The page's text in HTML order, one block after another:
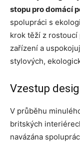
stopu pro domácí
spolupráci s
krok těží z
zařízení a
stylových,
Vzestup
V průběhu
britských
navázána